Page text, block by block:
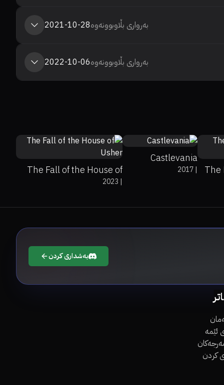
بەرواری بڵاوبوونەوە2021-10-28
بەرواری بڵاوبوونەوە2022-10-06
The
Castlevania
|
2017
8
The Fall of the House of
Usher|
2023
بەشداری کردن
ئێمە
کردن